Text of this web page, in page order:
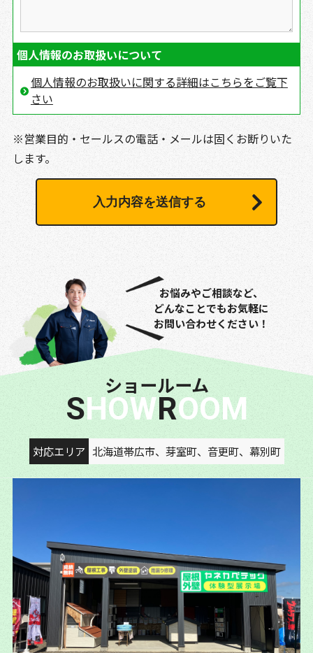
個人情報のお取扱いについて
個人情報のお取扱いに関する詳細はこちらをご覧下
さい
※営業目的・セールスの電話・メールは固くお断りいた
します。
お悩みやご相談など、
どんなことでもお気軽に
お問い合わせください！
ショールーム
SHOW ROOM
対応エリア 北海道帯広市、芽室町、音更町、幕別町